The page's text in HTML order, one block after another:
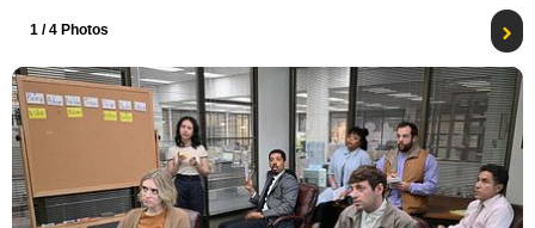
1 / 4 Photos